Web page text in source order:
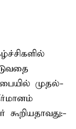
முதல்-